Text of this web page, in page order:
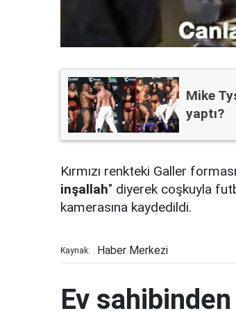
Mike
yaptı?
Kırmızı renkteki Galler
inşallah" diyerek coşkuyla
kamerasına kaydedildi.
Kaynak: Haber Merkezi
Ev